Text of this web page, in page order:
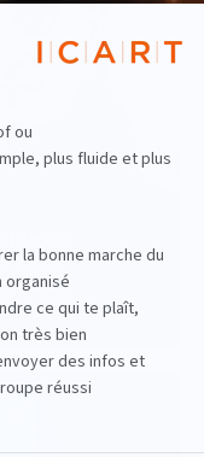
Hors